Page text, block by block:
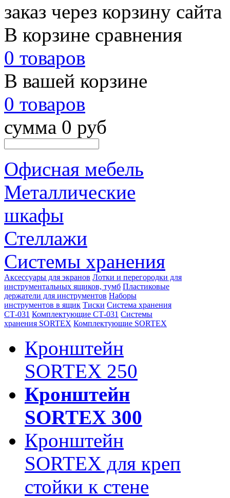
заказ через корзину сайта
В корзине сравнения
0 товаров
В вашей корзине
0 товаров
сумма 0 руб
Офисная мебель
Металлические
шкафы
Стеллажи
Системы хранения
Аксессуары для экранов Лотки и перегородки для
инструментальных ящиков, тумб Пластиковые
держатели для инструментов Наборы
инструментов в ящик Тиски Система хранения
СТ-031 Комплектующие СТ-031 Системы
хранения SORTEX Комплектующие SORTEX
Кронштейн
SORTEX 250
Кронштейн
SORTEX 300
Кронштейн
SORTEX для креп
стойки к стене